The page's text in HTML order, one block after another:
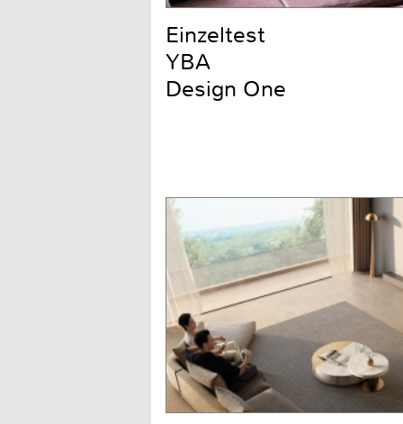
Einzeltest
YBA
Design One